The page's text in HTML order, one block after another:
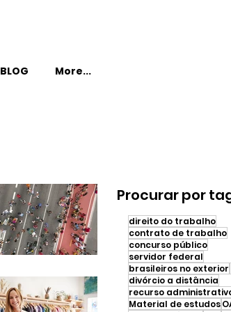
BLOG More...
Procurar por
direito do trabalho
contrato de trabalho
concurso público
servidor federal
brasileiros no exterior
divórcio a distância
recurso
Material de estudos